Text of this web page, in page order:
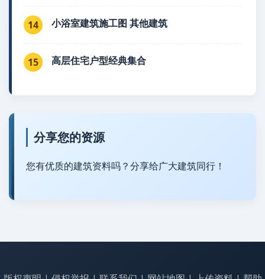
14 小浴室建筑施工图 其他建筑
15 高层住宅户型经典集合
分享您的资源
您有优质的建筑资料吗？分享给广大建筑同行！